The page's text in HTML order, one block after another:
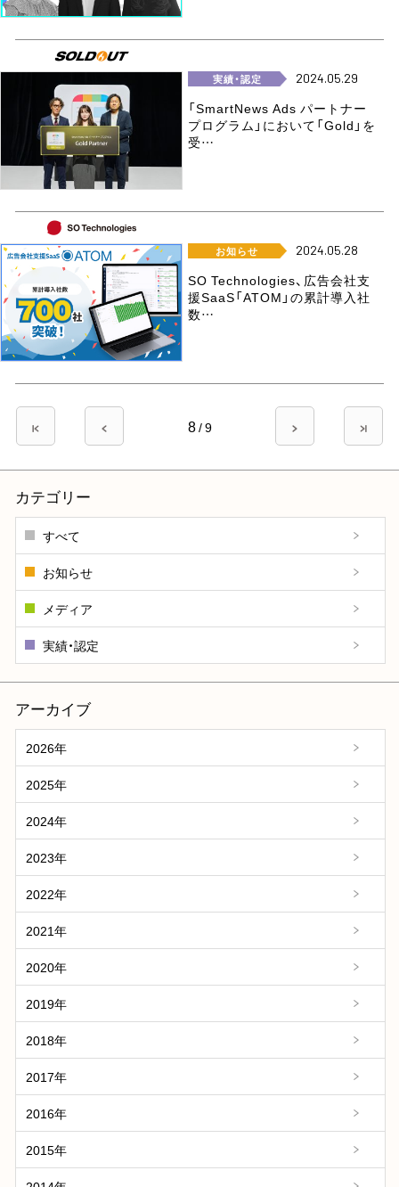
実績・認定 2024.05.29
「SmartNews Ads パートナー
プログラム」において「Gold」を
受…
お知らせ 2024.05.28
SO Technologies、広告会社支
援SaaS「ATOM」の累計導入社
数…
ー
ジ
送
り
先
頭
ペ
ー
ジ
前
ペ
ー
8/9
次
ペ
ー
最
終
ペ
ジ
カテゴリー
すべて
お知らせ
メディア
実績・認定
アーカイブ
2026年
2025年
2024年
2023年
2022年
2021年
2020年
2019年
2018年
2017年
2016年
2015年